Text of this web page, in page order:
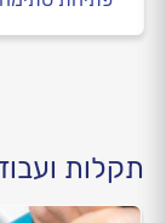
תקלות